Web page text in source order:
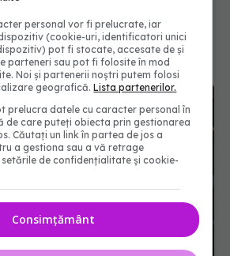
2026: Interdicțiile și
de ce rezultatele nu sunt
așteptate
personal vor fi prelucrate, iar
(cookie-uri, identificatori unici
pot fi stocate, accesate de și
parteneri sau pot fi folosite în mod
Noi și partenerii noștri putem folosi
geografică.Lista partenerilor.
prelucra datele cu caracter personal în
de care puteți obiecta prin gestionarea
Căutați un link în partea de jos a
a gestiona sau a vă retrage
de confidențialitate și cookie-
Consimțământ